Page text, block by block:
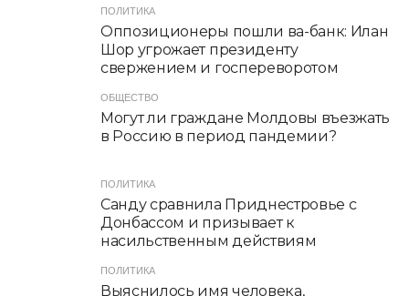
ПОЛИТИКА
Оппозиционеры пошли ва-банк: Илан
Шор угрожает президенту
свержением и госпереворотом
ОБЩЕСТВО
Могут ли граждане Молдовы въезжать
в Россию в период пандемии?
ПОЛИТИКА
Санду сравнила Приднестровье с
Донбассом и призывает к
насильственным действиям
ПОЛИТИКА
Выяснилось имя человека,